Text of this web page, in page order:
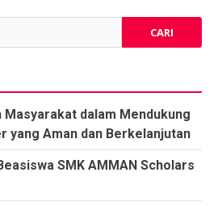
Masyarakat dalam Mendukung
yang Aman dan Berkelanjutan
SMK AMMAN Scholars